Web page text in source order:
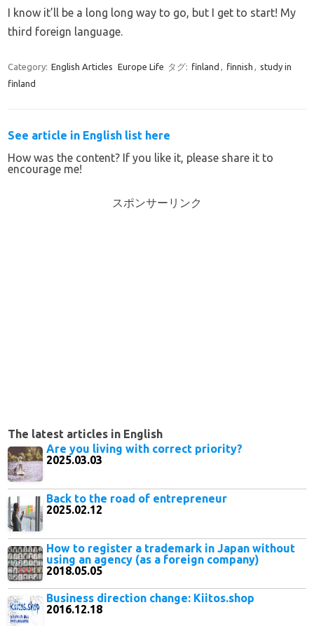
I know it’ll be a long long way to go, but I get to start! My
third foreign language.
Category: English Articles Europe Life タグ: finland , finnish , study in
finland
See article in English list here
How was the content? If you like it, please share it to
encourage me!
スポンサーリンク
The latest articles in English
Are you living with correct priority?
2025.03.03
Back to the road of entrepreneur
2025.02.12
How to register a trademark in Japan without
using an agency (as a foreign company)
2018.05.05
Business direction change: Kiitos.shop
2016.12.18